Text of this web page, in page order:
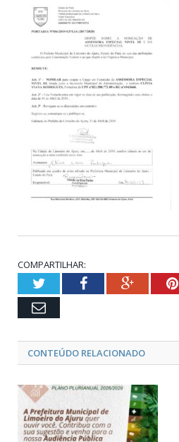
COMPARTILHAR:
TwitterFacebookGoogle+
Email
CONTEÚDO RELACIONADO